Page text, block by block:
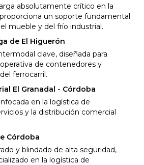
absolutamente crítico en la
un soporte fundamental
mueble y del frío industrial.
de El Higuerón
clave, diseñada para
de contenedores y
ferrocarril.
El Granadal - Córdoba
en la logística de
y la distribución comercial
Córdoba
y blindado de alta seguridad,
en la logística de